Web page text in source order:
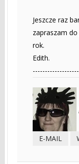
Jeszcze raz
zapraszam
rok.
Edith.
E-MAIL